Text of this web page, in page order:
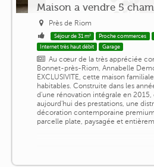
Maison a vendre 5
Près de Riom
Séjour de 31 m² Proche commerces
Internet très haut débit
Garage
Au cœur de la très appréciée
Bonnet-près-Riom, Annabelle
EXCLUSIVITE, cette maison
habitables. Construite dans les
d'une rénovation intégrale en
aujourd'hui des prestations, une
décoration contemporaine
parcelle plate, paysagée et